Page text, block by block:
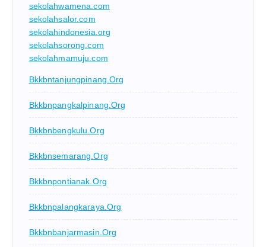
sekolahwamena.com
sekolahsalor.com
sekolahindonesia.org
sekolahsorong.com
sekolahmamuju.com
Bkkbntanjungpinang.org
Bkkbnpangkalpinang.org
Bkkbnbengkulu.org
Bkkbnsemarang.org
Bkkbnpontianak.org
Bkkbnpalangkaraya.org
Bkkbnbanjarmasin.org